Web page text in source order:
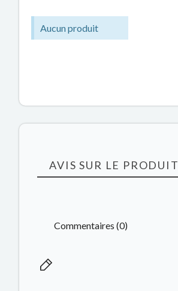
Aucun produit
AVIS SUR LE PRODUIT
Commentaires (0)